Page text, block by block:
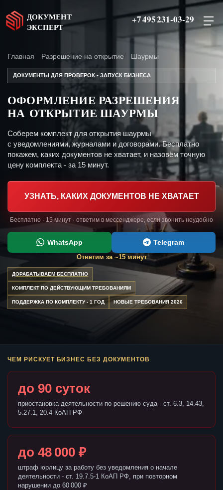
ДОКУМЕНТ
ЭКСПЕРТ
+7 495 231-03-29
Главная Разрешение на открытие Шаурмы
ДОКУМЕНТЫ ДЛЯ ПРОВЕРОК • ЗАПУСК БИЗНЕСА
ОФОРМЛЕНИЕ РАЗРЕШЕНИЯ
НА ОТКРЫТИЕ ШАУРМЫ
Соберем комплект для открытия шаурмы
с уведомлениями, журналами и договорами. Бесплатно
покажем, каких документов не хватает, и назовём точную
цену комплекта - за 15 минут.
УЗНАТЬ, КАКИХ ДОКУМЕНТОВ НЕ ХВАТАЕТ
Бесплатно · 15 минут · ответим в мессенджере, если звонить неудобно
WhatsApp Telegram
Ответим за ~15 минут
ДОРАБАТЫВАЕМ БЕСПЛАТНО
КОМПЛЕКТ ПО ДЕЙСТВУЮЩИМ ТРЕБОВАНИЯМ
ПОДДЕРЖКА ПО КОМПЛЕКТУ - 1 ГОД НОВЫЕ ТРЕБОВАНИЯ 2026
ЧЕМ РИСКУЕТ БИЗНЕС БЕЗ ДОКУМЕНТОВ
до 90 суток
приостановка деятельности по решению суда - ст. 6.3, 14.43,
5.27.1, 20.4 КоАП РФ
до 48 000 ₽
штраф юрлицу за работу без уведомления о начале
деятельности - ст. 19.7.5-1 КоАП РФ, при повторном
нарушении до 60 000 ₽